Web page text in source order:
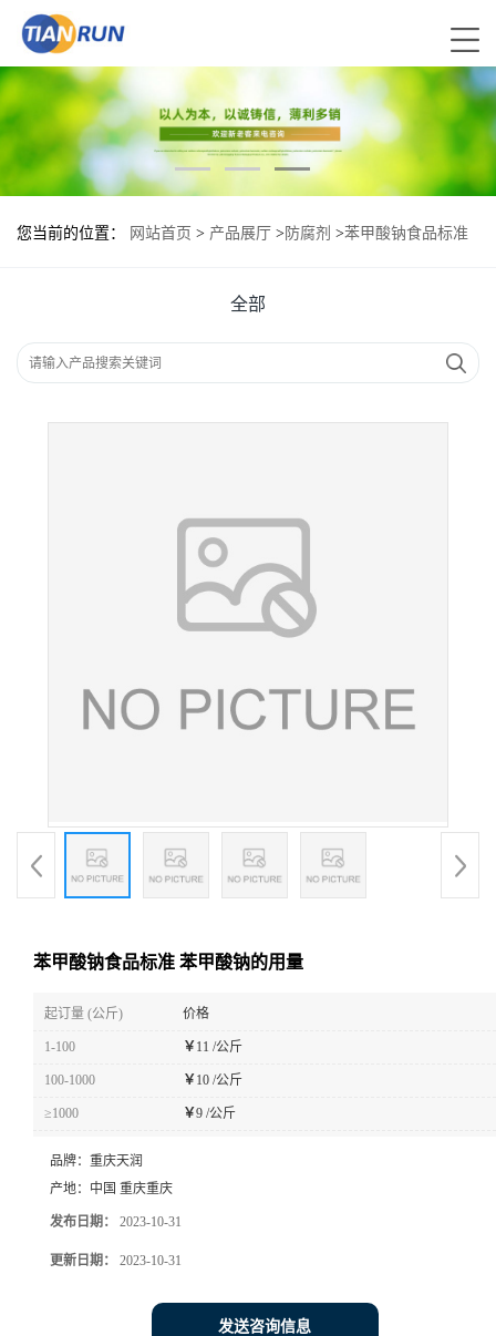
您当前的位置： 网站首页 > 产品展厅 >防腐剂 >苯甲酸钠食品标准
全部
苯甲酸钠食品标准 苯甲酸钠的用量
起订量 (公斤) 价格
1-100 ￥11 /公斤
100-1000 ￥10 /公斤
≥1000 ￥9 /公斤
品牌： 重庆天润
产地： 中国 重庆重庆
发布日期： 2023-10-31
更新日期： 2023-10-31
发送咨询信息